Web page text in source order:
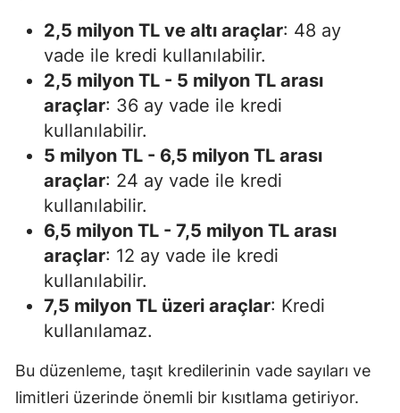
2,5 milyon TL ve altı araçlar: 48 ay
vade ile kredi kullanılabilir.
2,5 milyon TL - 5 milyon TL arası
araçlar: 36 ay vade ile kredi
kullanılabilir.
5 milyon TL - 6,5 milyon TL arası
araçlar: 24 ay vade ile kredi
kullanılabilir.
6,5 milyon TL - 7,5 milyon TL arası
araçlar: 12 ay vade ile kredi
kullanılabilir.
7,5 milyon TL üzeri araçlar: Kredi
kullanılamaz.
Bu düzenleme, taşıt kredilerinin vade sayıları ve
limitleri üzerinde önemli bir kısıtlama getiriyor.